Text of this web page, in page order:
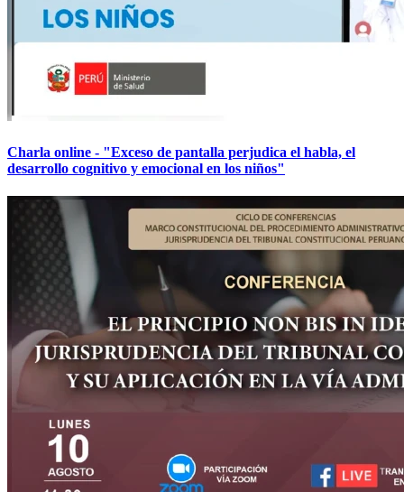
Charla online - "Exceso de pantalla perjudica el habla, el
desarrollo cognitivo y emocional en los niños"